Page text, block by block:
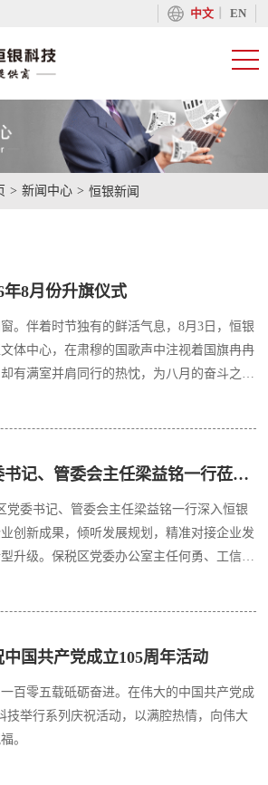
中文丨 EN
新闻中心 恒银新闻
年8月份升旗仪式
。伴着时节独有的鲜活气息，8月3日，恒银
体中心，在肃穆的国歌声中注视着国旗冉冉
有满室并肩同行的热忱，为八月的奋斗之路
天津港保税区党委书记、管委会主任梁益铭一行莅临恒银科技调研指导
党委书记、管委会主任梁益铭一行深入恒银
创新成果，倾听发展规划，精准对接企业发
升级。保税区党委办公室主任何勇、工信局
主任尹磊随同调研。公司党委书记、董事长
国共产党成立105周年活动
百零五载砥砺奋进。在伟大的中国共产党成
技举行系列庆祝活动，以满腔热情，向伟大
。